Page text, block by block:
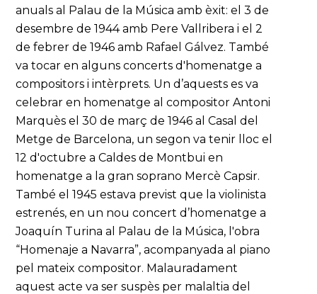
anuals al Palau de la Música amb èxit: el 3 de
desembre de 1944 amb Pere Vallribera i el 2
de febrer de 1946 amb Rafael Gálvez. També
va tocar en alguns concerts d'homenatge a
compositors i intèrprets. Un d’aquests es va
celebrar en homenatge al compositor Antoni
Marquès el 30 de març de 1946 al Casal del
Metge de Barcelona, un segon va tenir lloc el
12 d'octubre a Caldes de Montbui en
homenatge a la gran soprano Mercè Capsir.
També el 1945 estava previst que la violinista
estrenés, en un nou concert d’homenatge a
Joaquín Turina al Palau de la Música, l'obra
“Homenaje a Navarra”, acompanyada al piano
pel mateix compositor. Malauradament
aquest acte va ser suspès per malaltia del